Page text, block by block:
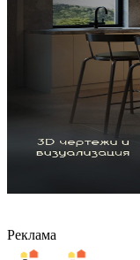
Реклама